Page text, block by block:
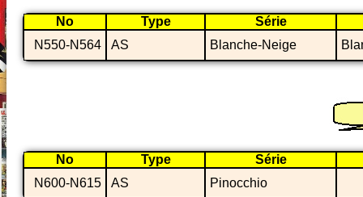
No Type
Série
N550-N564
AS Blanche-Neige
No Type
Série
N600-N615
AS Pinocchio